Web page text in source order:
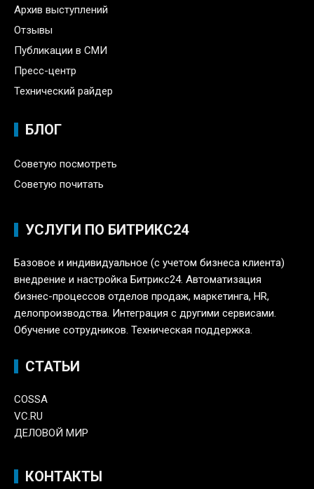
Архив выступлений
Отзывы
Публикации в СМИ
Пресс-центр
Технический райдер
БЛОГ
Советую посмотреть
Советую почитать
УСЛУГИ ПО БИТРИКС24
Базовое и индивидуальное (с учетом бизнеса клиента)
внедрение и настройка Битрикс24. Автоматизация
бизнес-процессов отделов продаж, маркетинга, HR,
делопроизводства. Интеграция с другими сервисами.
Обучение сотрудников. Техническая поддержка.
СТАТЬИ
COSSA
VC.RU
ДЕЛОВОЙ МИР
КОНТАКТЫ